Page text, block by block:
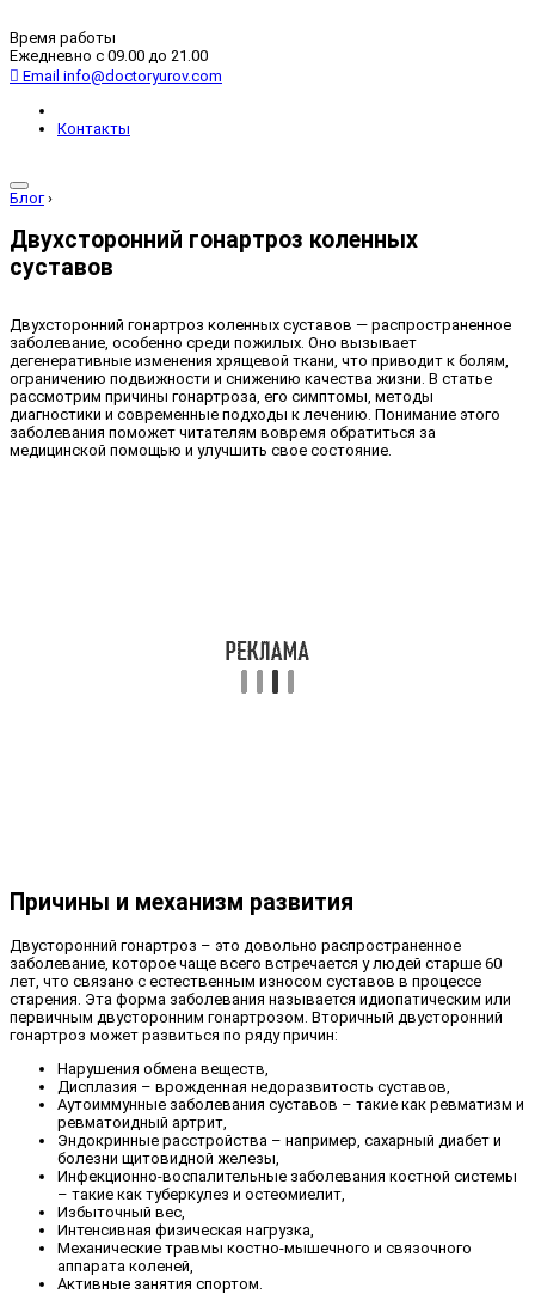
Время работы
Ежедневно с 09.00 до 21.00
Email info@doctoryurov.com
Контакты
Блог ›
Двухсторонний гонартроз коленных
суставов
Двухсторонний гонартроз коленных суставов — распространенное
заболевание, особенно среди пожилых. Оно вызывает
дегенеративные изменения хрящевой ткани, что приводит к болям,
ограничению подвижности и снижению качества жизни. В статье
рассмотрим причины гонартроза, его симптомы, методы
диагностики и современные подходы к лечению. Понимание этого
заболевания поможет читателям вовремя обратиться за
медицинской помощью и улучшить свое состояние.
Причины и механизм развития
Двусторонний гонартроз – это довольно распространенное
заболевание, которое чаще всего встречается у людей старше 60
лет, что связано с естественным износом суставов в процессе
старения. Эта форма заболевания называется идиопатическим или
первичным двусторонним гонартрозом. Вторичный двусторонний
гонартроз может развиться по ряду причин:
Нарушения обмена веществ,
Дисплазия – врожденная недоразвитость суставов,
Аутоиммунные заболевания суставов – такие как ревматизм и
ревматоидный артрит,
Эндокринные расстройства – например, сахарный диабет и
болезни щитовидной железы,
Инфекционно-воспалительные заболевания костной системы
– такие как туберкулез и остеомиелит,
Избыточный вес,
Интенсивная физическая нагрузка,
Механические травмы костно-мышечного и связочного
аппарата коленей,
Активные занятия спортом.